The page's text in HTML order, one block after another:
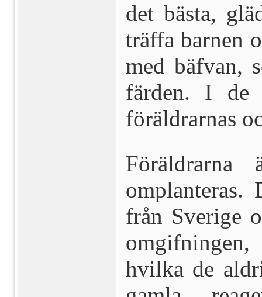
det bästa,
träffa barnen
med bäfvan,
färden. I de
föräldrarnas
från Sverige
hvilka de